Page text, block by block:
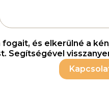
fogait, és elkerülné a